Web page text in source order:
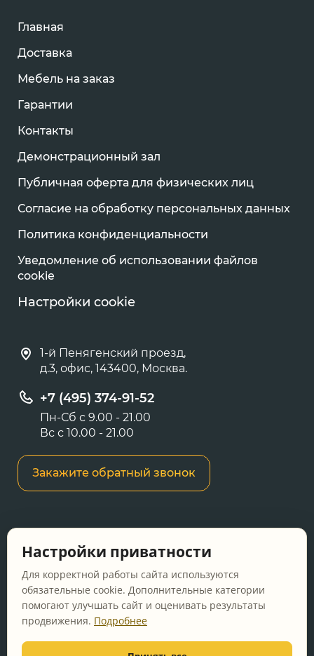
Главная
Доставка
Мебель на заказ
Гарантии
Контакты
Демонстрационный зал
Публичная оферта для физических лиц
Согласие на обработку персональных данных
Политика конфиденциальности
Уведомление об использовании файлов
cookie
Настройки cookie
1-й Пенягенский проезд,
д.3, офис, 143400, Москва.
+7 (495) 374-91-52
Пн-Сб с 9.00 - 21.00
Вс с 10.00 - 21.00
Закажите обратный звонок
сайте носит информационный характер и не
является публичной офертой, определяемой
положениями Статьи 437 ГК РФ.
Перед оформлением заказа уточняйте
актуальную цену у менеджера по телефону.
Настройки приватности
Для корректной работы сайта используются
обязательные cookie. Дополнительные категории
помогают улучшать сайт и оценивать результаты
продвижения. Подробнее